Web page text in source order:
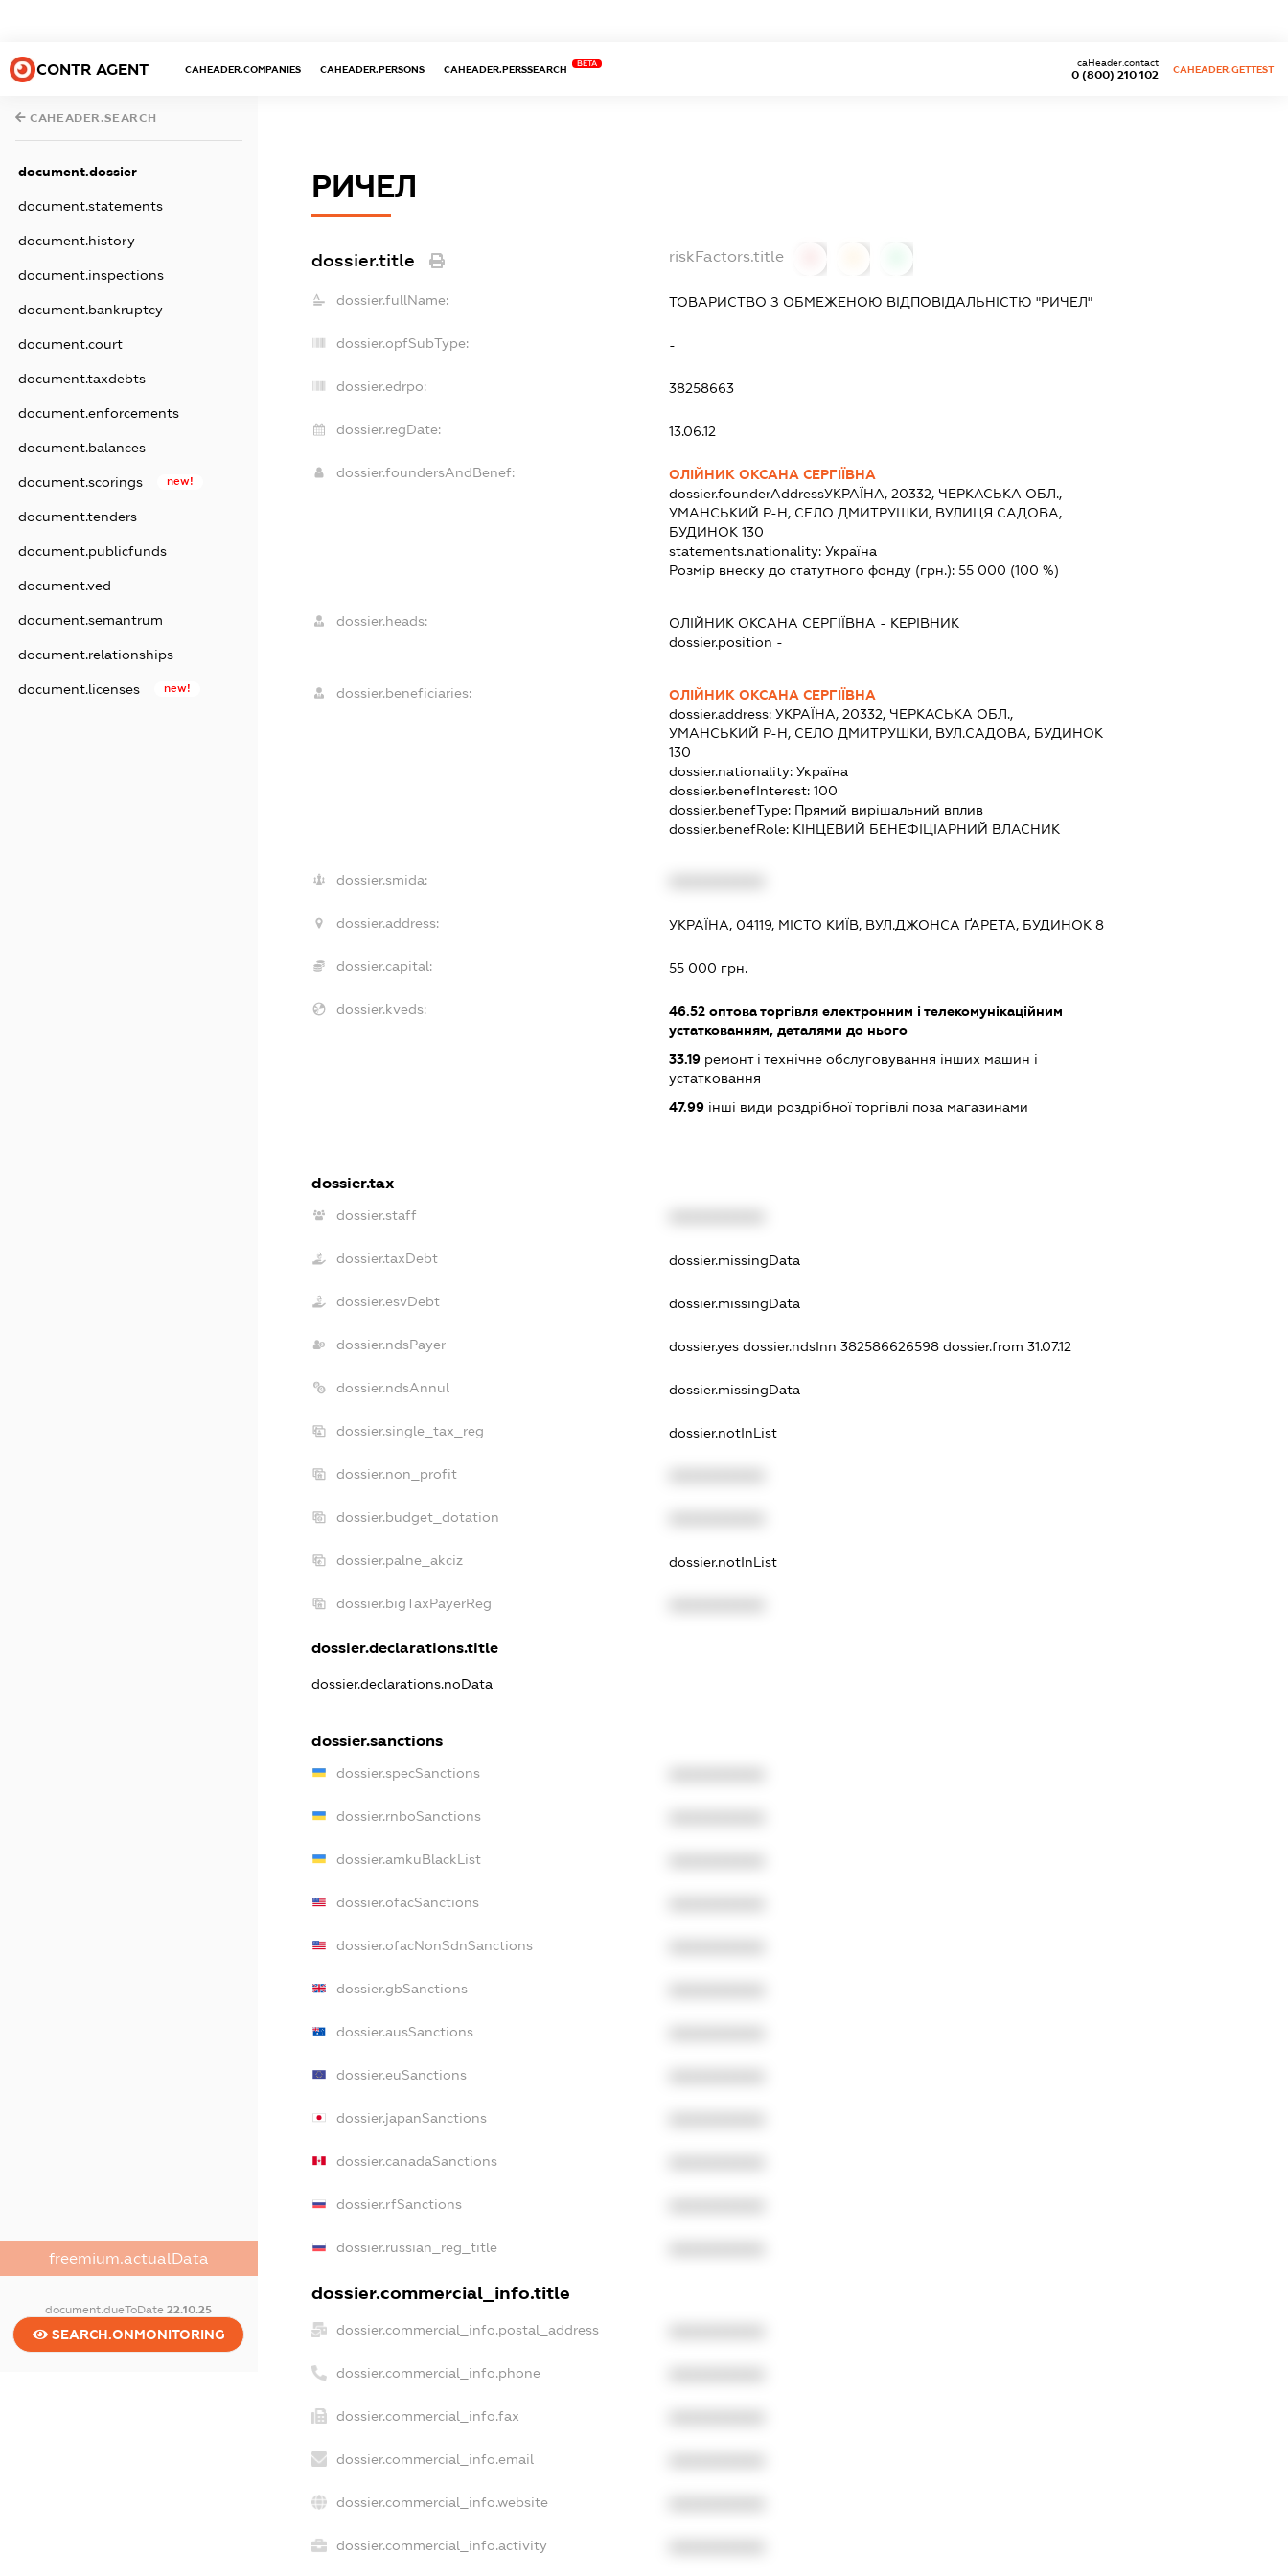
CONTR AGENT CAHEADER.COMPANIES CAHEADER.PERSONS CAHEADER.PERSSEARCH
BETA
0 (800) 210 102
caHeader.contact
CAHEADER.GETTEST
CAHEADER.SEARCH
document.dossier
document.statements
document.history
document.inspections
document.bankruptcy
document.court
document.taxdebts
document.enforcements
document.balances
document.scorings new!
document.tenders
document.publicfunds
document.ved
document.semantrum
document.relationships
document.licenses new!
freemium.actualData
document.dueToDate22.10.25
SEARCH.ONMONITORING
РИЧЕЛ
dossier.title riskFactors.title
dossier.fullName: ТОВАРИСТВО З ОБМЕЖЕНОЮ ВІДПОВІДАЛЬНІСТЮ "РИЧЕЛ"
dossier.opfSubType: -
dossier.edrpo: 38258663
dossier.regDate: 13.06.12
dossier.foundersAndBenef:
ОЛІЙНИК ОКСАНА СЕРГІЇВНА
dossier.founderAddressУКРАЇНА, 20332, ЧЕРКАСЬКА ОБЛ.,
УМАНСЬКИЙ Р-Н, СЕЛО ДМИТРУШКИ, ВУЛИЦЯ САДОВА,
БУДИНОК 130
statements.nationality: Україна
Розмір внеску до статутного фонду (грн.): 55 000 (100 %)
dossier.heads: ОЛІЙНИК ОКСАНА СЕРГІЇВНА - КЕРІВНИК
dossier.position -
dossier.beneficiaries:
ОЛІЙНИК ОКСАНА СЕРГІЇВНА
dossier.address: УКРАЇНА, 20332, ЧЕРКАСЬКА ОБЛ.,
УМАНСЬКИЙ Р-Н, СЕЛО ДМИТРУШКИ, ВУЛ.САДОВА, БУДИНОК
130
dossier.nationality: Україна
dossier.benefInterest: 100
dossier.benefType: Прямий вирішальний вплив
dossier.benefRole: КІНЦЕВИЙ БЕНЕФІЦІАРНИЙ ВЛАСНИК
dossier.smida:
dossier.address: УКРАЇНА, 04119, МІСТО КИЇВ, ВУЛ.ДЖОНСА ҐАРЕТА, БУДИНОК 8
dossier.capital: 55 000 грн.
dossier.kveds: 46.52оптова торгівля електронним і телекомунікаційним
устаткованням, деталями до нього
33.19ремонт і технічне обслуговування інших машин і
устатковання
47.99інші види роздрібної торгівлі поза магазинами
dossier.tax
dossier.staff
dossier.taxDebt dossier.missingData
dossier.esvDebt dossier.missingData
dossier.ndsPayer dossier.yes dossier.ndsInn 382586626598 dossier.from 31.07.12
dossier.ndsAnnul dossier.missingData
dossier.single_tax_reg dossier.notInList
dossier.non_profit
dossier.budget_dotation
dossier.palne_akciz dossier.notInList
dossier.bigTaxPayerReg
dossier.declarations.title
dossier.declarations.noData
dossier.sanctions
dossier.specSanctions
dossier.rnboSanctions
dossier.amkuBlackList
dossier.ofacSanctions
dossier.ofacNonSdnSanctions
dossier.gbSanctions
dossier.ausSanctions
dossier.euSanctions
dossier.japanSanctions
dossier.canadaSanctions
dossier.rfSanctions
dossier.russian_reg_title
dossier.commercial_info.title
dossier.commercial_info.postal_address
dossier.commercial_info.phone
dossier.commercial_info.fax
dossier.commercial_info.email
dossier.commercial_info.website
dossier.commercial_info.activity